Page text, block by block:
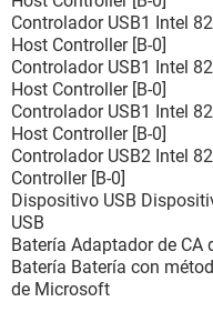
Controlador USB1 Intel
Host Controller [B-0]
Controlador USB1 Intel
Host Controller [B-0]
Controlador USB1 Intel
Host Controller [B-0]
Controlador USB2 Intel
Controller [B-0]
Dispositivo USB
USB
Batería Adaptador de CA
Batería Batería con
de Microsoft